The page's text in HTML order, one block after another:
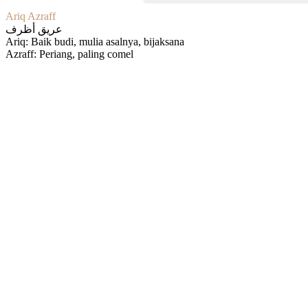
Ariq Azraff
عريق أظرف
Ariq: Baik budi, mulia asalnya, bijaksana
Azraff: Periang, paling comel